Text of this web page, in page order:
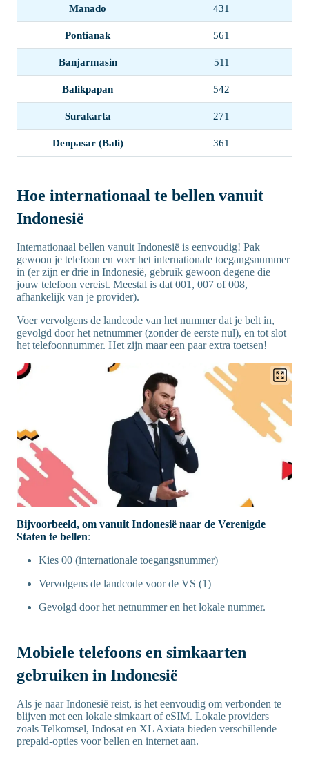
Manado 431
Pontianak 561
Banjarmasin 511
Balikpapan 542
Surakarta 271
Denpasar (Bali) 361
Hoe internationaal te bellen vanuit
Indonesië
Internationaal bellen vanuit Indonesië is eenvoudig! Pak
gewoon je telefoon en voer het internationale toegangsnummer
in (er zijn er drie in Indonesië, gebruik gewoon degene die
jouw telefoon vereist. Meestal is dat 001, 007 of 008,
afhankelijk van je provider).
Voer vervolgens de landcode van het nummer dat je belt in,
gevolgd door het netnummer (zonder de eerste nul), en tot slot
het telefoonnummer. Het zijn maar een paar extra toetsen!
Bijvoorbeeld, om vanuit Indonesië naar de Verenigde
Staten te bellen:
Kies 00 (internationale toegangsnummer)
Vervolgens de landcode voor de VS (1)
Gevolgd door het netnummer en het lokale nummer.
Mobiele telefoons en simkaarten
gebruiken in Indonesië
Als je naar Indonesië reist, is het eenvoudig om verbonden te
blijven met een lokale simkaart of eSIM. Lokale providers
zoals Telkomsel, Indosat en XL Axiata bieden verschillende
prepaid-opties voor bellen en internet aan.